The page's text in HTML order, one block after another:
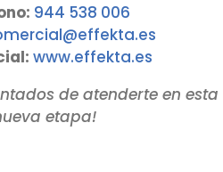
944 538 006
www.effekta.es
de atenderte en esta
etapa!